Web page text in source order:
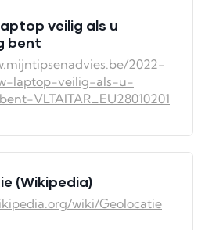
veilig als u
bent
2022-
laptop-veilig-als-u-
VLTAITAR_EU28010201
(Wikipedia)
wiki/Geolocatie